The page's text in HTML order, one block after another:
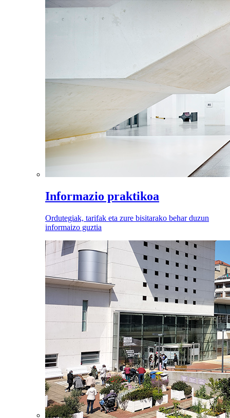
Informazio praktikoa
Ordutegiak, tarifak eta zure bisitarako behar duzun
informaizo guztia